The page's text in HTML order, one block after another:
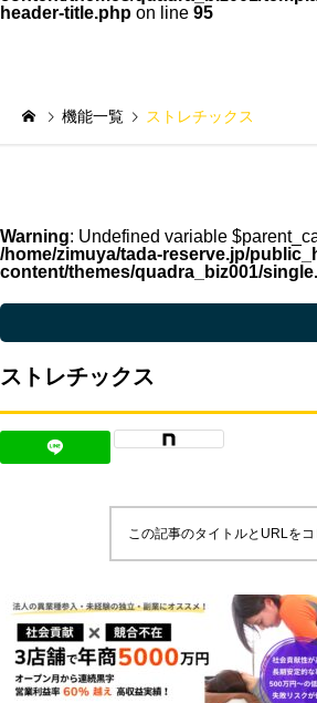
header-title.php on line 95
機能一覧 ストレチックス
Warning: Undefined variable
/home/zimuya/tada-reserve.jp/
content/themes/quadra_biz001/
ストレチックス
この記事のタイトルとURLを